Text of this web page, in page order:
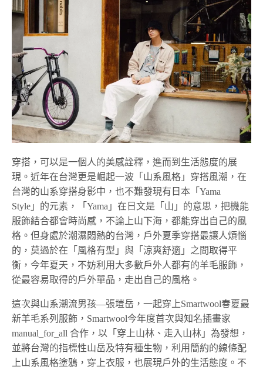
穿搭，可以是一個人的美感詮釋，進而到生活態度的展
現。近年在台灣更是崛起一波「山系風格」穿搭風潮，在
台灣的山系穿搭身影中，也不難發現有日本「Yama
Style」的元素，「Yama」在日文是「山」的意思，把機能
服飾結合都會時尚感，不論上山下海，都能穿出自己的風
格。但身處於潮濕悶熱的台灣，戶外夏季穿搭最讓人煩惱
的，莫過於在「風格有型」與「涼爽舒適」之間取得平
衡，今年夏天，不妨利用大多數戶外人都有的羊毛服飾，
從最容易取得的戶外單品，走出自己的風格。
這次與山系潮流男孩—張塏岳，一起穿上Smartwool春夏最
新羊毛系列服飾，Smartwool今年度首次與知名插畫家
manual_for_all 合作，以「穿上山林、走入山林」為發想，
並將台灣的指標性山岳及特有種生物，利用簡約的線條配
上山系風格塗鴉，穿上衣服，也展現戶外的生活態度。不